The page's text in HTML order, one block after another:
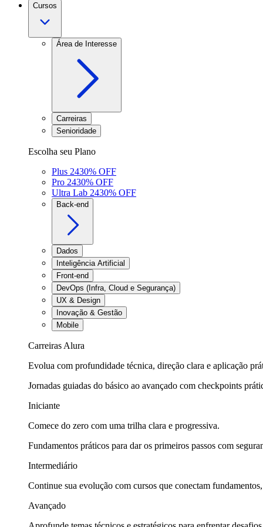
Cursos
Área de Interesse
Carreiras
Senioridade
Escolha seu Plano
Plus 2430% OFF
Pro 2430% OFF
Ultra Lab 2430% OFF
Back-end
Dados
Inteligência Artificial
Front-end
DevOps (Infra, Cloud e Segurança)
UX & Design
Inovação & Gestão
Mobile
Carreiras Alura
Evolua com profundidade técnica, direção clara e aplicação
Jornadas guiadas do básico ao avançado com checkpoints
Iniciante
Comece do zero com uma trilha clara e progressiva.
Fundamentos práticos para dar os primeiros passos com
Intermediário
Continue sua evolução com cursos que conectam
Avançado